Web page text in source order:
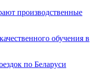
производственные
обучения в
по Беларуси